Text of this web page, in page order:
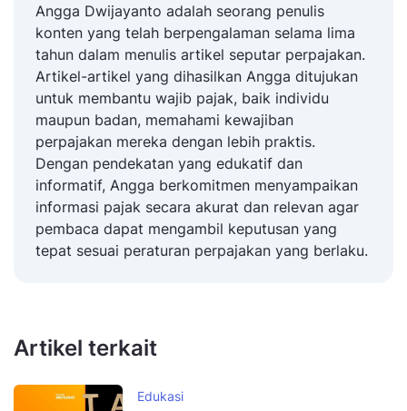
Angga Dwijayanto adalah seorang penulis
konten yang telah berpengalaman selama lima
tahun dalam menulis artikel seputar perpajakan.
Artikel-artikel yang dihasilkan Angga ditujukan
untuk membantu wajib pajak, baik individu
maupun badan, memahami kewajiban
perpajakan mereka dengan lebih praktis.
Dengan pendekatan yang edukatif dan
informatif, Angga berkomitmen menyampaikan
informasi pajak secara akurat dan relevan agar
pembaca dapat mengambil keputusan yang
tepat sesuai peraturan perpajakan yang berlaku.
Artikel terkait
Edukasi